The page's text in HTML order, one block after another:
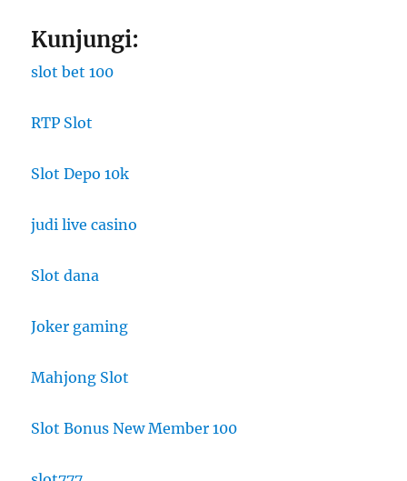
Kunjungi:
slot bet 100
RTP Slot
Slot Depo 10k
judi live casino
Slot dana
Joker gaming
Mahjong Slot
Slot Bonus New Member 100